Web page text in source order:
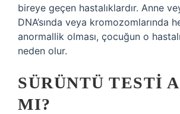
bireye geçen hastalıklardır. Anne
DNA’sında veya kromozomlarında
anormallik olması, çocuğun o
neden olur.
SÜRÜNTÜ TESTI
MI?